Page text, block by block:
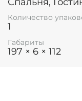
Количество
1
Габариты
197 × 6 × 112